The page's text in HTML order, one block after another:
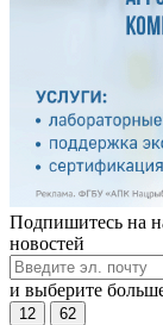
Подпишитесь на
новостей
и выберите
12 62